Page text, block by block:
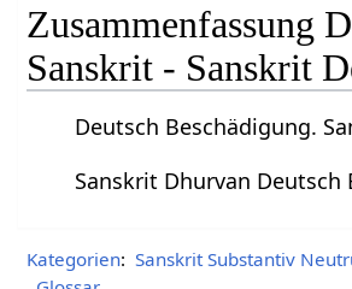
Zusammenfassung
Sanskrit - Sanskrit
Deutsch Beschädigung.
Sanskrit Dhurvan Deutsch
Kategorien: Sanskrit Substantiv